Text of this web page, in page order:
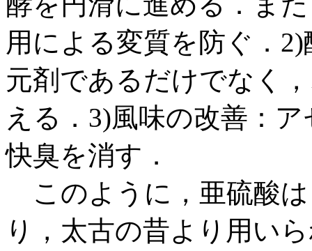
用による変質を防ぐ．
元剤であるだけでなく
える．3)風味の改善：
快臭を消す．
このように，亜硫酸
り，太古の昔より用い